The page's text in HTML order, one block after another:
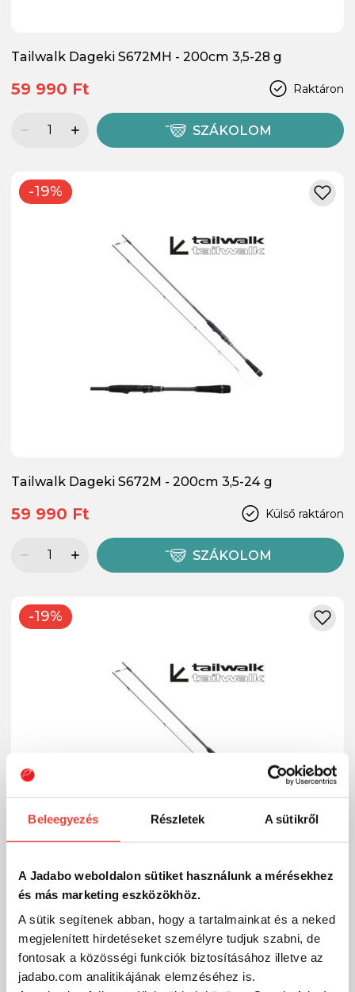
Beleegyezés Részletek A sütikről
A Jadabo weboldalon sütiket használunk a mérésekhez
és más marketing eszközökhöz.
A sütik segítenek abban, hogy a tartalmainkat és a neked
megjelenített hirdetéseket személyre tudjuk szabni, de
fontosak a közösségi funkciók biztosításához illetve az
jadabo.com analitikájának elemzéséhez is.
Tailwalk Dageki S672MH - 200cm 3,5-28 g
Raktáron
59 990 Ft
SZÁKOLOM
-19%
Tailwalk Dageki S672M - 200cm 3,5-24 g
Külső raktáron
59 990 Ft
SZÁKOLOM
-19%
Tailwalk Dageki S722M - 220cm 3,5-24 g
Külső raktáron
59 990 Ft
SZÁKOLOM